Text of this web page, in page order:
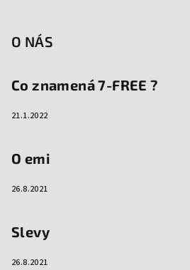
O NÁS
Co znamená 7-FREE ?
21.1.2022
O emi
26.8.2021
Slevy
26.8.2021